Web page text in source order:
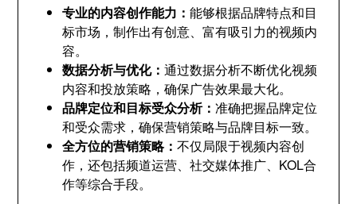
专业的内容创作能力：能够根据品牌特点和目
标市场，制作出有创意、富有吸引力的视频内
容。
数据分析与优化：通过数据分析不断优化视频
内容和投放策略，确保广告效果最大化。
品牌定位和目标受众分析：准确把握品牌定位
和受众需求，确保营销策略与品牌目标一致。
全方位的营销策略：不仅局限于视频内容创
作，还包括频道运营、社交媒体推广、KOL合
作等综合手段。